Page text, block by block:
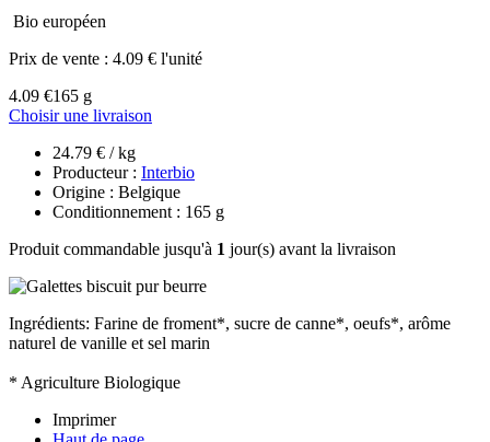
Bio européen
Prix de vente : 4.09 € l'unité
4.09 €165 g
Choisir une livraison
24.79 € / kg
Producteur : Interbio
Origine : Belgique
Conditionnement : 165 g
Produit commandable jusqu'à 1 jour(s) avant la livraison
Ingrédients: Farine de froment*, sucre de canne*, oeufs*, arôme
naturel de vanille et sel marin
* Agriculture Biologique
Imprimer